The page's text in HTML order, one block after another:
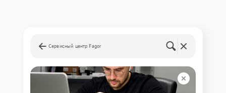
Сервисный центр Fagor